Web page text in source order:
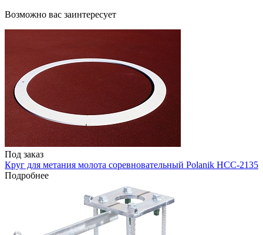
Возможно вас заинтересует
Под заказ
Круг для метания молота соревновательный Polanik HCC-2135
Подробнее